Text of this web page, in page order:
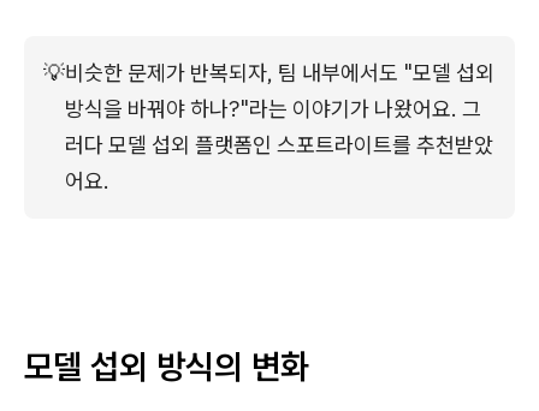
💡비슷한 문제가 반복되자, 팀 내부에서도 "모델 섭외
방식을 바꿔야 하나?"라는 이야기가 나왔어요. 그
러다 모델 섭외 플랫폼인 스포트라이트를 추천받았
어요.
모델 섭외 방식의 변화